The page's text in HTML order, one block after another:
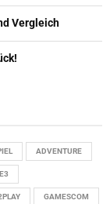
Vergleich
ADVENTURE
E3
GAMESCOM